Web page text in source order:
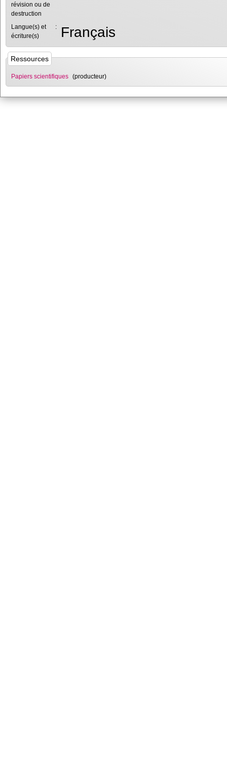
révision ou de
destruction
Langue(s) et
écriture(s)
: Français
Ressources
Papiers scientifiques (producteur)